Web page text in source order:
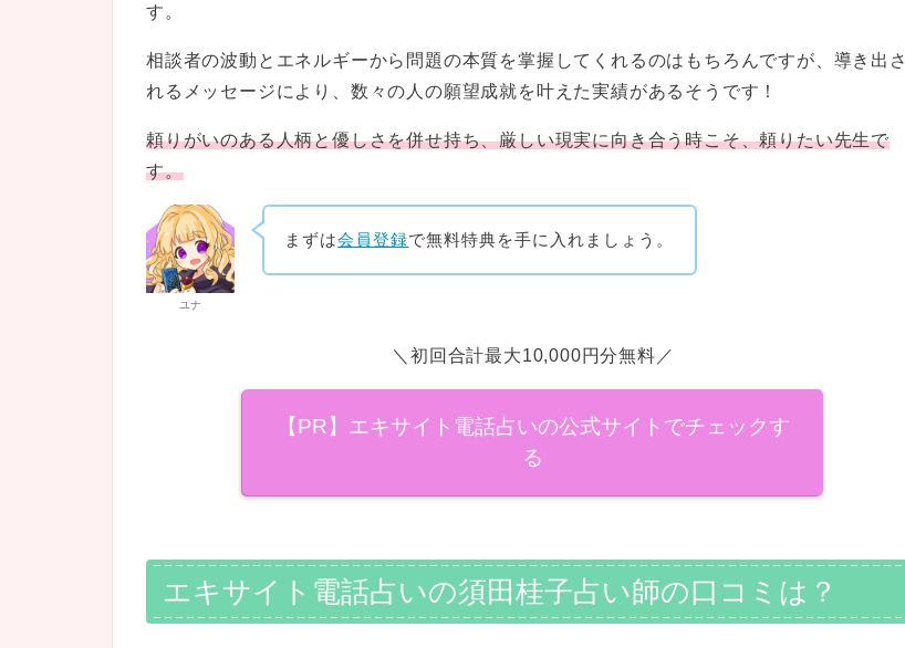
す。
相談者の波動とエネルギーから問題の本質を掌握してくれるのはもちろんですが、導き出さ
れるメッセージにより、数々の人の願望成就を叶えた実績があるそうです！
頼りがいのある人柄と優しさを併せ持ち、厳しい現実に向き合う時こそ、頼りたい先生で
す。
ユナ
まずは会員登録で無料特典を手に入れましょう。
＼初回合計最大10,000円分無料／
【PR】エキサイト電話占いの公式サイトでチェックす
る
エキサイト電話占いの須田桂子占い師の口コミは？